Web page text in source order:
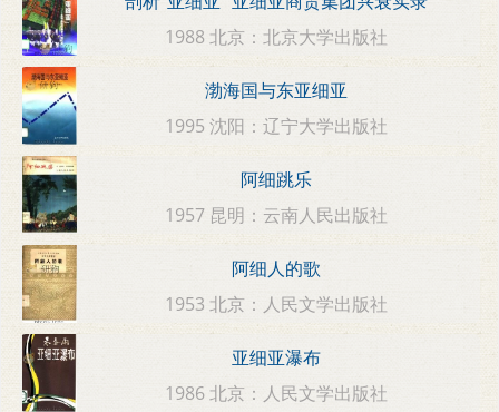
1988 北京：北京大学出版社
渤海国与东亚细亚
1995 沈阳：辽宁大学出版社
阿细跳乐
1957 昆明：云南人民出版社
阿细人的歌
1953 北京：人民文学出版社
亚细亚瀑布
1986 北京：人民文学出版社